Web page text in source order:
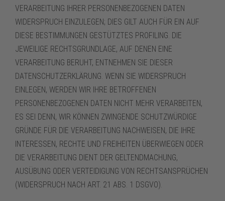
VERARBEITUNG IHRER PERSONENBEZOGENEN DATEN
WIDERSPRUCH EINZULEGEN; DIES GILT AUCH FÜR EIN AUF
DIESE BESTIMMUNGEN GESTÜTZTES PROFILING. DIE
JEWEILIGE RECHTSGRUNDLAGE, AUF DENEN EINE
VERARBEITUNG BERUHT, ENTNEHMEN SIE DIESER
DATENSCHUTZERKLÄRUNG. WENN SIE WIDERSPRUCH
EINLEGEN, WERDEN WIR IHRE BETROFFENEN
PERSONENBEZOGENEN DATEN NICHT MEHR VERARBEITEN,
ES SEI DENN, WIR KÖNNEN ZWINGENDE SCHUTZWÜRDIGE
GRÜNDE FÜR DIE VERARBEITUNG NACHWEISEN, DIE IHRE
INTERESSEN, RECHTE UND FREIHEITEN ÜBERWIEGEN ODER
DIE VERARBEITUNG DIENT DER GELTENDMACHUNG,
AUSÜBUNG ODER VERTEIDIGUNG VON RECHTSANSPRÜCHEN
(WIDERSPRUCH NACH ART. 21 ABS. 1 DSGVO).